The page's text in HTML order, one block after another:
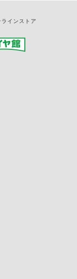
インストア